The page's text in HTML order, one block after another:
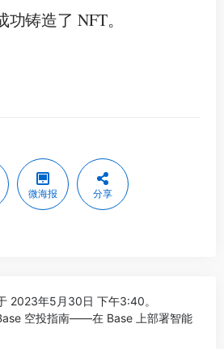
功铸造了 NFT。
微海报 分享
2023年5月30日 下午3:40。
空投指南——在 Base 上部署智能